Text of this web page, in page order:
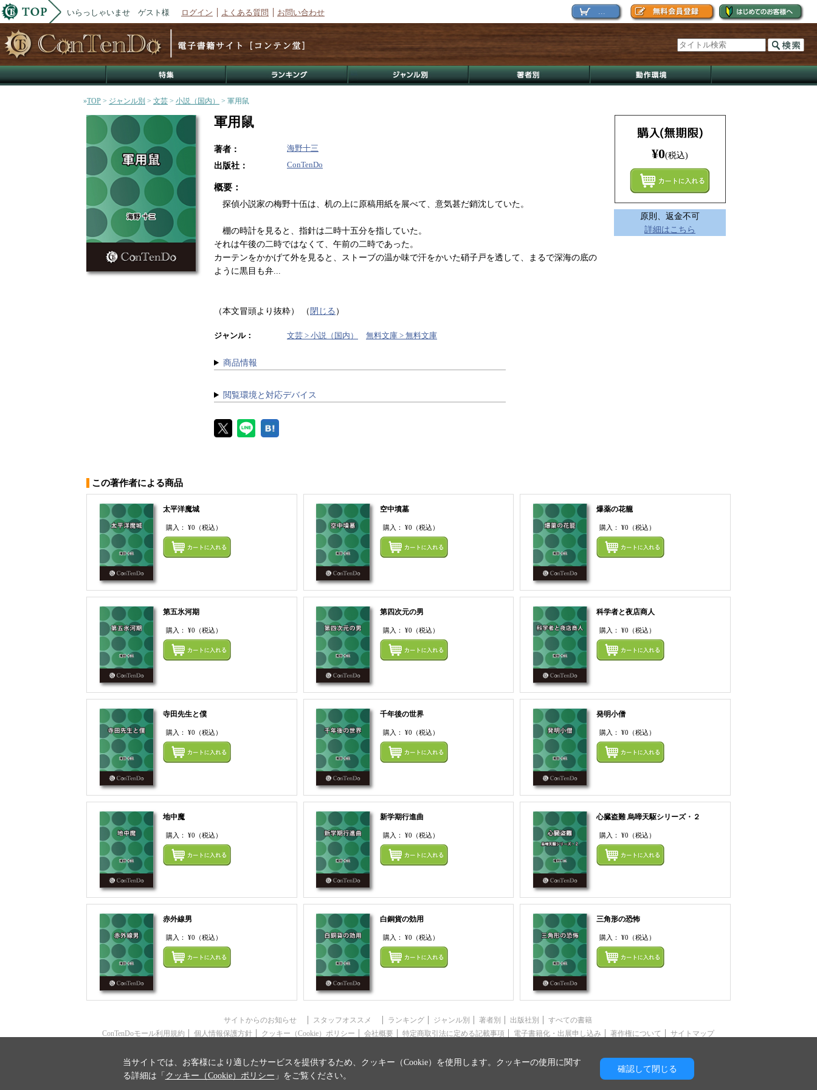
いらっしゃいませ ゲスト様 ログイン よくある質問 お問い合わせ
»TOP > ジャンル別 > 文芸 > 小説（国内） > 軍用鼠
軍用鼠
著者： 海野十三
出版社： ConTenDo
概要：
探偵小説家の梅野十伍は、机の上に原稿用紙を展べて、意気甚だ銷沈していた。
棚の時計を見ると、指針は二時十五分を指していた。
それは午後の二時ではなくて、午前の二時であった。
カーテンをかかげて外を見ると、ストーブの温か味で汗をかいた硝子戸を透して、まるで深海の底の
ように黒目も弁...
（本文冒頭より抜粋） （ 閉じる ）
ジャンル： 文芸 > 小説（国内） 無料文庫 > 無料文庫
商品情報
閲覧環境と対応デバイス
¥0(税込)
原則、返金不可
詳細はこちら
この著作者による商品
太平洋魔城
購入： ¥0 （税込）
まとめてカートにいれる
空中墳墓
購入： ¥0 （税込）
まとめてカートにいれる
爆薬の花籠
購入：¥0 （税込）
第五氷河期
購入： ¥0 （税込）
まとめてカートにいれる
第四次元の男
購入： ¥0 （税込）
まとめてカートにいれる
科学者と夜店商人
購入：¥0 （税込）
寺田先生と僕
購入： ¥0 （税込）
まとめてカートにいれる
千年後の世界
購入： ¥0 （税込）
まとめてカートにいれる
発明小僧
購入：¥0 （税込）
地中魔
購入： ¥0 （税込）
まとめてカートにいれる
新学期行進曲
購入： ¥0 （税込）
まとめてカートにいれる
心臓盗難 烏啼天駆シリーズ・２
購入：¥0 （税込）
赤外線男
購入： ¥0 （税込）
まとめてカートにいれる
白銅貨の効用
購入： ¥0 （税込）
まとめてカートにいれる
三角形の恐怖
購入：¥0 （税込）
サイトからのお知らせ スタッフオススメ ランキング ジャンル別 著者別 出版社別
すべての書籍
ConTenDoモール利用規約
個人情報保護方針 クッキー（Cookie）ポリシー 会社概要 特定商取引法に定める記載事項 電子書籍化・出展申し込み 著作権について サイトマップ
当サイトでは、お客様により適したサービスを提供するため、クッキー（Cookie）を使用します。クッキーの使用に関す
る詳細は「 クッキー（Cookie）ポリシー 」をご覧ください。
確認して閉じる